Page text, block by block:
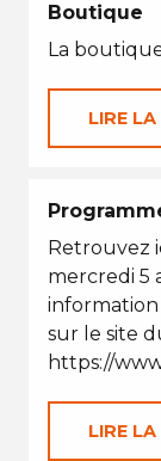
Boutique
La
LIRE
Retrouvez
mercredi 5
sur le site
https://
LIRE